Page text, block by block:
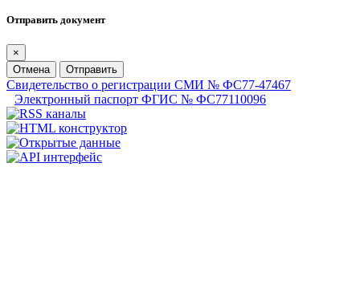
Отправить документ
×
Отмена
Отправить
Свидетельство о регистрации СМИ № ФС77-47467
Электронный паспорт ФГИС № ФС77110096